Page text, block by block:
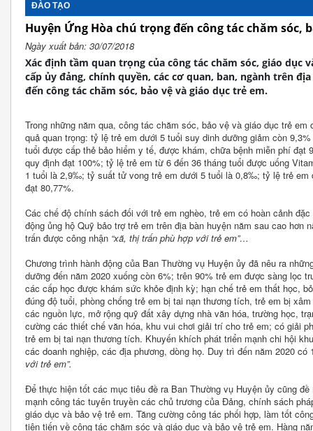
ĐÀO TẠO
Huyện Ứng Hòa chú trọng đến công tác chăm sóc,
Ngày xuất bản: 30/07/2018
Xác định tầm quan trọng của công tác chăm sóc, giáo dục
cấp ủy đảng, chính quyền, các cơ quan, ban, ngành trên
đến công tác chăm sóc, bảo vệ và giáo dục trẻ em.
Trong những năm qua, công tác chăm sóc, bảo vệ và giáo dục trẻ
quả quan trọng: tỷ lệ trẻ em dưới 5 tuổi suy dinh dưỡng giảm còn
tuổi được cấp thẻ bảo hiểm y tế, được khám, chữa bệnh miễn phí đạt
quy định đạt 100%; tỷ lệ trẻ em từ 6 đến 36 tháng tuổi được uống
1 tuổi là 2,9‰; tỷ suất tử vong trẻ em dưới 5 tuổi là 0,8‰; tỷ lệ trẻ em
đạt 80,77%.
Các chế độ chính sách đối với trẻ em nghèo, trẻ em có hoàn cảnh
động ủng hộ Quỹ bảo trợ trẻ em trên địa bàn huyện năm sau cao hơn
trấn được công nhận “xã, thị trấn phù hợp với trẻ em”…
Chương trình hành động của Ban Thường vụ Huyện ủy đã nêu ra
dưỡng đến năm 2020 xuống còn 6%; trên 90% trẻ em được sàng lọc
các cấp học được khám sức khỏe định kỳ; hạn chế trẻ em thất học,
đúng độ tuổi, phòng chống trẻ em bị tai nạn thương tích, trẻ em bị
các nguồn lực, mở rộng quỹ đất xây dựng nhà văn hóa, trường học,
cường các thiết chế văn hóa, khu vui chơi giải trí cho trẻ em; có giải
trẻ em bị tai nạn thương tích. Khuyến khích phát triển mạnh chi hội
các doanh nghiệp, các địa phương, dòng họ. Duy trì đến năm 2020
với trẻ em”.
Để thực hiện tốt các mục tiêu đề ra Ban Thường vụ Huyện ủy cũng
mạnh công tác tuyên truyền các chủ trương của Đảng, chính sách
giáo dục và bảo vệ trẻ em. Tăng cường công tác phối hợp, làm tốt
tiên tiến về công tác chăm sóc và giáo dục và bảo vệ trẻ em. Hàng